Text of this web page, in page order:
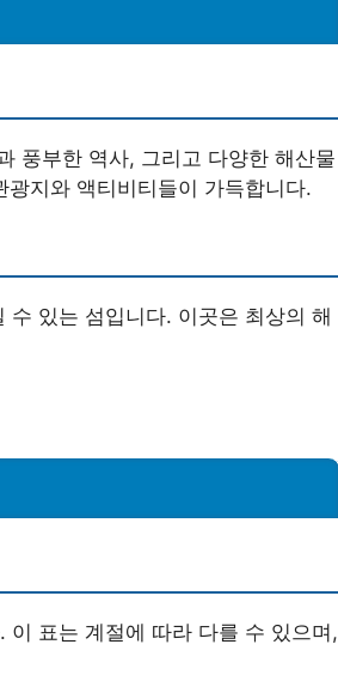
풍부한 역사, 그리고 다양한 해산물
지와 액티비티들이 가득합니다.
있는 섬입니다. 이곳은 최상의 해
이 표는 계절에 따라 다를 수 있으며,